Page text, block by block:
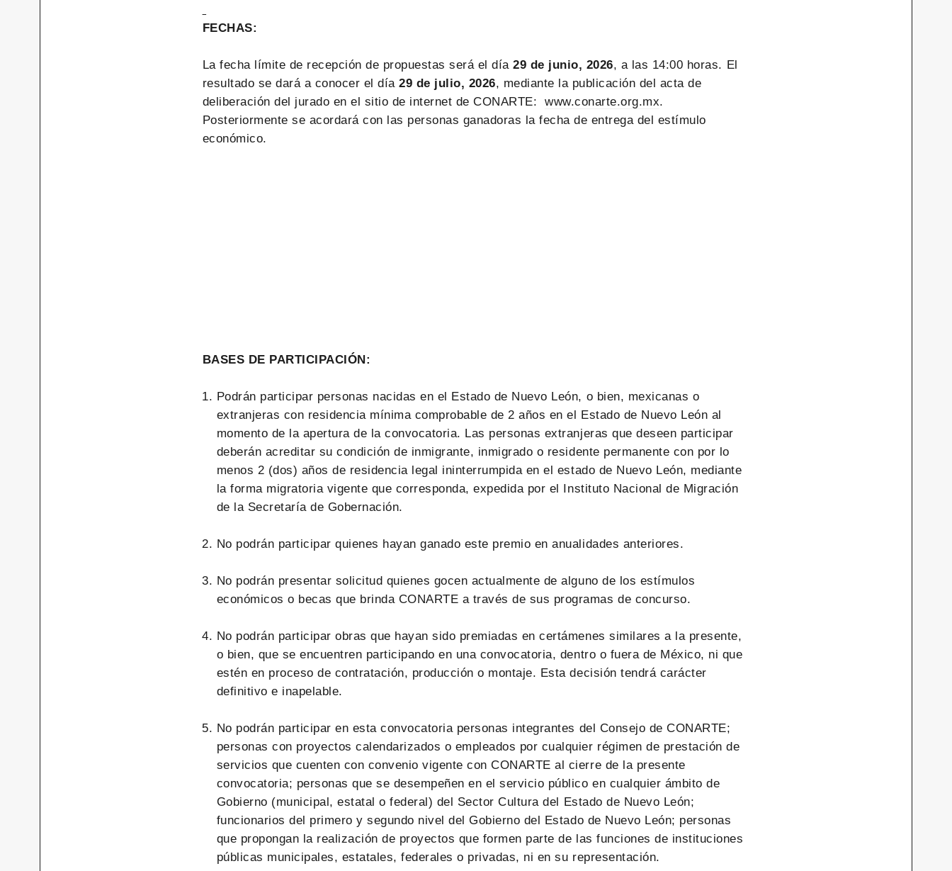
FECHAS:
La fecha límite de recepción de propuestas será el día29 de junio, 2026, a las 14:00 horas. El
resultado se dará a conocer el día29 de julio, 2026, mediante la publicación del acta de
deliberación del jurado en el sitio de internet de CONARTE:www.conarte.org.mx.
Posteriormente se acordará con las personas ganadoras la fecha de entrega del estímulo
económico.
BASES DE PARTICIPACIÓN:
Podrán participar personas nacidas en el Estado de Nuevo León, o bien, mexicanas o
extranjeras con residencia mínima comprobable de 2 años en el Estado de Nuevo León al
momento de la apertura de la convocatoria. Las personas extranjeras que deseen participar
deberán acreditar su condición de inmigrante, inmigrado o residente permanente con por lo
menos 2 (dos) años de residencia legal ininterrumpida en el estado de Nuevo León, mediante
la forma migratoria vigente que corresponda, expedida por el Instituto Nacional de Migración
de la Secretaría de Gobernación.
No podrán participar quienes hayan ganado este premio en anualidades anteriores.
No podrán presentar solicitud quienes gocen actualmente de alguno de los estímulos
económicos o becas que brinda CONARTE a través de sus programas de concurso.
No podrán participar obras que hayan sido premiadas en certámenes similares a la presente,
o bien, que se encuentren participando en una convocatoria, dentro o fuera de México, ni que
estén en proceso de contratación, producción o montaje. Esta decisión tendrá carácter
definitivo e inapelable.
No podrán participar en esta convocatoria personas integrantes del Consejo de CONARTE;
personas con proyectos calendarizados o empleados por cualquier régimen de prestación de
servicios que cuenten con convenio vigente con CONARTE al cierre de la presente
convocatoria; personas que se desempeñen en el servicio público en cualquier ámbito de
Gobierno (municipal, estatal o federal) del Sector Cultura del Estado de Nuevo León;
funcionarios del primero y segundo nivel del Gobierno del Estado de Nuevo León; personas
que propongan la realización de proyectos que formen parte de las funciones de instituciones
públicas municipales, estatales, federales o privadas, ni en su representación.